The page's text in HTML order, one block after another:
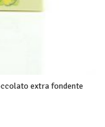
extra fondente